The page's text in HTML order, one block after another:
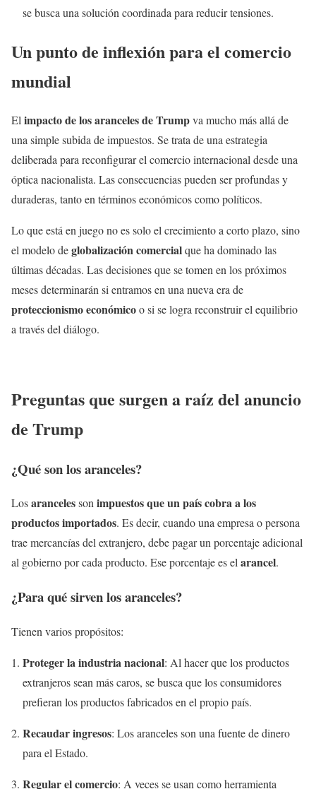
se busca una solución coordinada para reducir tensiones.
Un punto de inflexión para el comercio
mundial
El impacto de los aranceles de Trumpva mucho más allá de
una simple subida de impuestos. Se trata de una estrategia
deliberada para reconfigurar el comercio internacional desde una
óptica nacionalista. Las consecuencias pueden ser profundas y
duraderas, tanto en términos económicos como políticos.
Lo que está en juego no es solo el crecimiento a corto plazo, sino
el modelo deglobalización comercialque ha dominado las
últimas décadas. Las decisiones que se tomen en los próximos
meses determinarán si entramos en una nueva era de
proteccionismo económicoo si se logra reconstruir el equilibrio
a través del diálogo.
Preguntas que surgen a raíz del anuncio
de Trump
¿Qué son los aranceles?
Losarancelessonimpuestos que un país cobra a los
productos importados. Es decir, cuando una empresa o persona
trae mercancías del extranjero, debe pagar un porcentaje adicional
al gobierno por cada producto. Ese porcentaje es elarancel.
¿Para qué sirven los aranceles?
Tienen varios propósitos:
Proteger la industria nacional: Al hacer que los productos
extranjeros sean más caros, se busca que los consumidores
prefieran los productos fabricados en el propio país.
Recaudar ingresos: Los aranceles son una fuente de dinero
para el Estado.
Regular el comercio: A veces se usan como herramienta